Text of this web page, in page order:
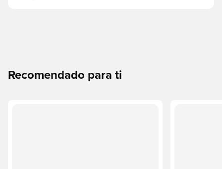
Recomendado para ti